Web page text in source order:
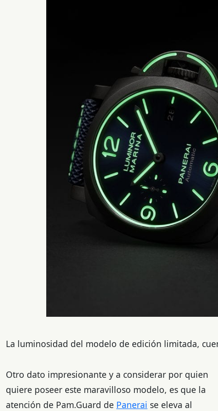
La luminosidad del modelo de edición limitada,
Otro dato impresionante y a considerar por quien
quiere poseer este maravilloso modelo, es que la
atención de Pam.Guard de Panerai se eleva al